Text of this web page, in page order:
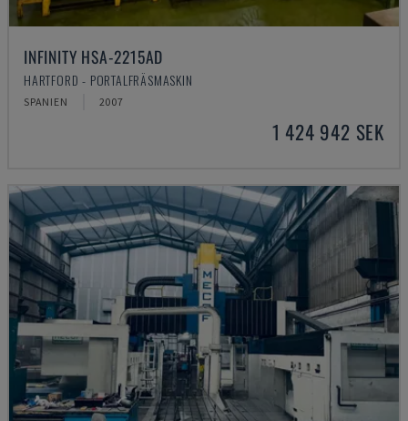
INFINITY HSA-2215AD
HARTFORD - PORTALFRÄSMASKIN
SPANIEN 2007
1 424 942 SEK